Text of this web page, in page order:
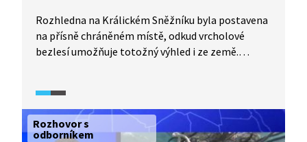
Rozhledna na Králickém Sněžníku byla postavena
na přísně chráněném místě, odkud vrcholové
bezlesí umožňuje totožný výhled i ze země.
negativních dopadů na unikátní ekosystémy kvůli
počtu turistů, které rozhledna může přilákat.
Rozhovor s
odborníkem